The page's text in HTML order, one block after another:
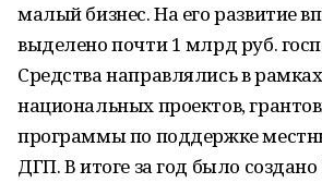
малый бизнес. На его развитие
выделено почти 1 млрд руб.
Средства направлялись в
национальных проектов,
программы по поддержке
ДГП. В итоге за год было